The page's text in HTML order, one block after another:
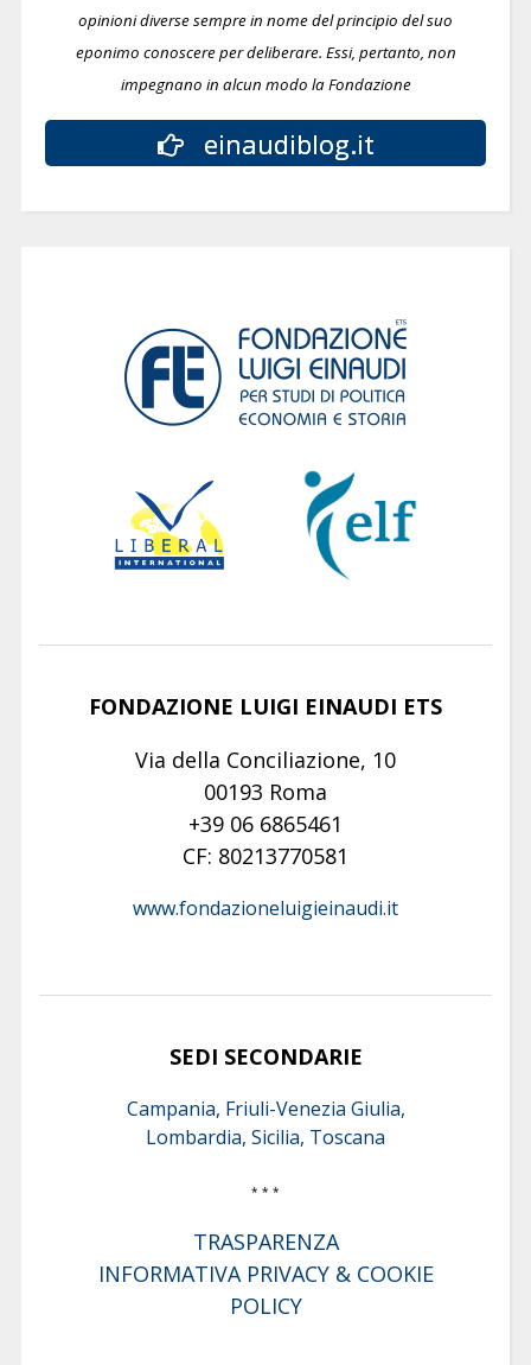
opinioni diverse sempre in nome del principio del suo
eponimo conoscere per deliberare. Essi, pertanto, non
impegnano in alcun modo la Fondazione
einaudiblog.it
FONDAZIONE LUIGI EINAUDI ETS
Via della Conciliazione, 10
00193 Roma
+39 06 6865461
CF: 80213770581
www.fondazioneluigieinaudi.it
SEDI SECONDARIE
Campania, Friuli-Venezia Giulia,
Lombardia, Sicilia, Toscana
* * *
TRASPARENZA
INFORMATIVA PRIVACY & COOKIE
POLICY